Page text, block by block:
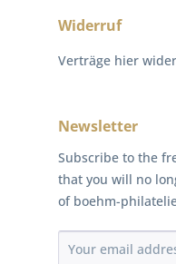
Widerruf
Verträge hier
Newsletter
Subscribe to the
that you will no
of boehm-